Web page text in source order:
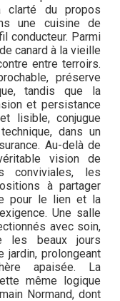
clarté du propos
une cuisine de
conducteur. Parmi
canard à la vieille
entre terroirs.
préserve
tandis que la
et persistance
lisible, conjugue
dans un
Au-delà de
vision de
conviviales, les
à partager
pour le lien et la
Une salle
avec soin,
les beaux jours
jardin, prolongeant
apaisée. La
même logique
Normand, dont